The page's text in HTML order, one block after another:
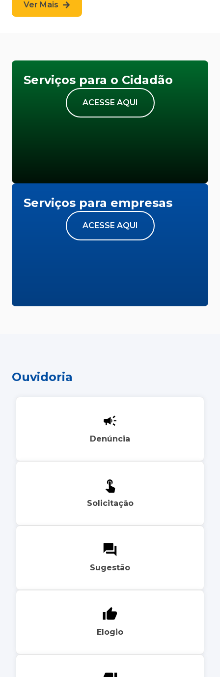
Ver Mais
Serviços para o Cidadão
ACESSE AQUI
Serviços para empresas
ACESSE AQUI
Ouvidoria
Denúncia
Solicitação
Sugestão
Elogio